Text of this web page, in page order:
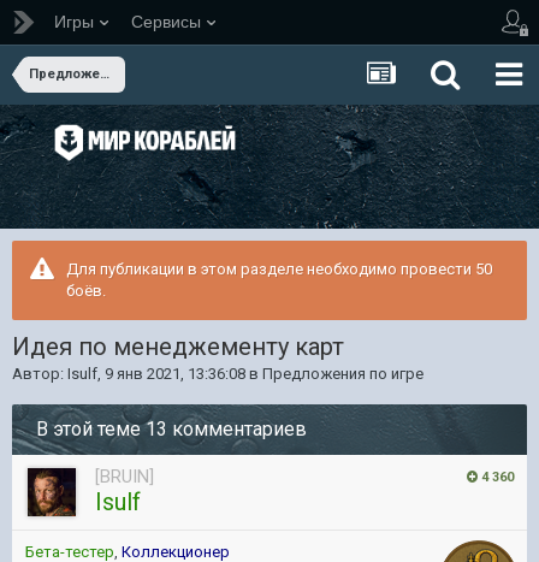
Игры Сервисы
Предложения по игре
Для публикации в этом разделе необходимо провести 50
боёв.
Идея по менеджементу карт
Автор: Isulf, 9 янв 2021, 13:36:08 в Предложения по игре
В этой теме 13 комментариев
4 360
[BRUIN]
Isulf
Бета-тестер, Коллекционер